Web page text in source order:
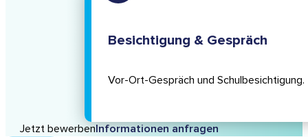
Besichtigung & Gespräch
Vor-Ort-Gespräch und Schulbe­sichtigung.
Jetzt bewerbenInformationen anfragen